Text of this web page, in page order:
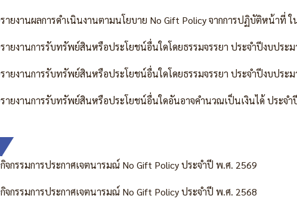
รายงานผลการดำเนินงานตามนโยบาย No Gift Policy จากการปฏิบัติหน้าที่
รายงานการรับทรัพย์สินหรือประโยชน์อื่นใดโดยธรรมจรรยา ประจำปีงบประ
รายงานการรับทรัพย์สินหรือประโยชน์อื่นใดโดยธรรมจรรยา ประจำปีงบประ
รายงานการรับทรัพย์สินหรือประโยชน์อื่นใดอันอาจคำนวณเป็นเงินได้ ประจ
กิจกรรมการประกาศเจตนารมณ์ No Gift Policy ประจำปี พ.ศ. 2569
กิจกรรมการประกาศเจตนารมณ์ No Gift Policy ประจำปี พ.ศ. 2568